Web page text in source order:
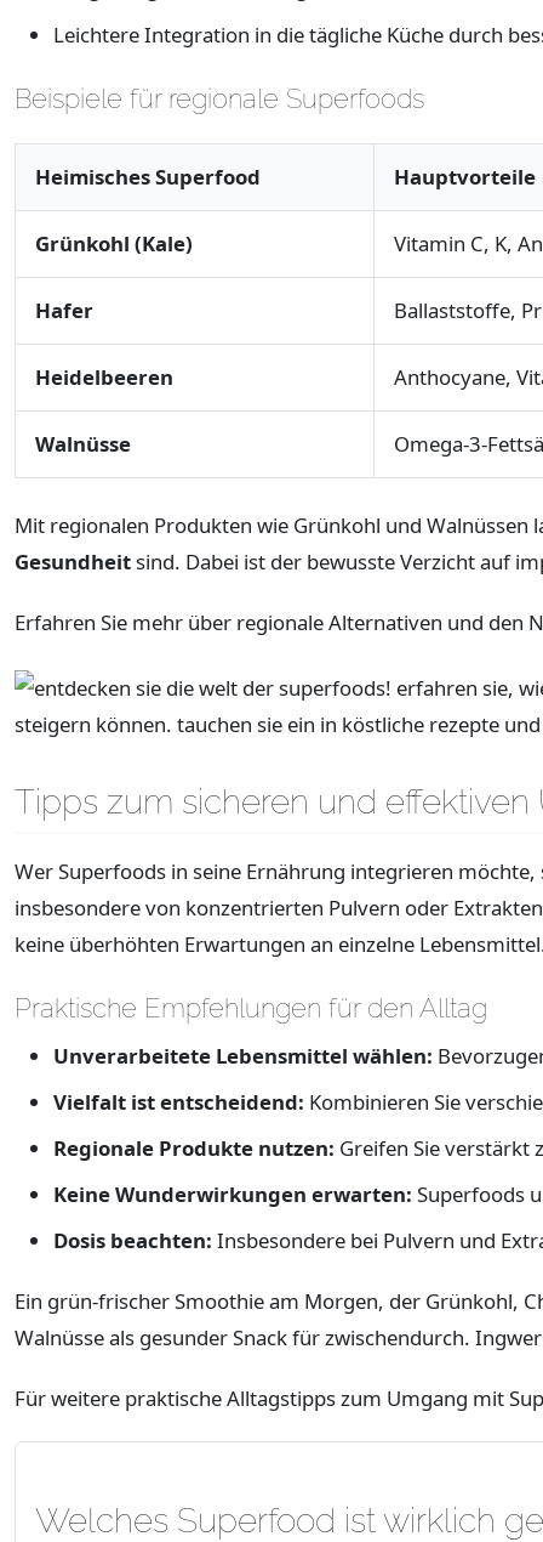
Leichtere Integration in die tägliche Küche durch
Beispiele für regionale Superfoods
Heimisches Superfood Hauptvorteile
Grünkohl (Kale) Vitamin C, K,
Hafer Ballaststoffe,
Heidelbeeren Anthocyane,
Walnüsse Omega-3-
Mit regionalen Produkten wie Grünkohl und Walnüssen
Gesundheitsind. Dabei ist der bewusste Verzicht auf
Erfahren Sie mehr über regionale Alternativen und den
Tipps zum sicheren und
Wer Superfoods in seine Ernährung integrieren
insbesondere von konzentrierten Pulvern oder
keine überhöhten Erwartungen an einzelne
Praktische Empfehlungen für den Alltag
Unverarbeitete Lebensmittel wählen:
Vielfalt ist entscheidend: Kombinieren Sie
Regionale Produkte nutzen: Greifen Sie verstärkt
Keine Wunderwirkungen erwarten: Superfoods
Dosis beachten: Insbesondere bei Pulvern und
Ein grün-frischer Smoothie am Morgen, der Grünkohl,
Walnüsse als gesunder Snack für zwischendurch.
Für weitere praktische Alltagstipps zum Umgang mit
Welches Superfood ist wirklich